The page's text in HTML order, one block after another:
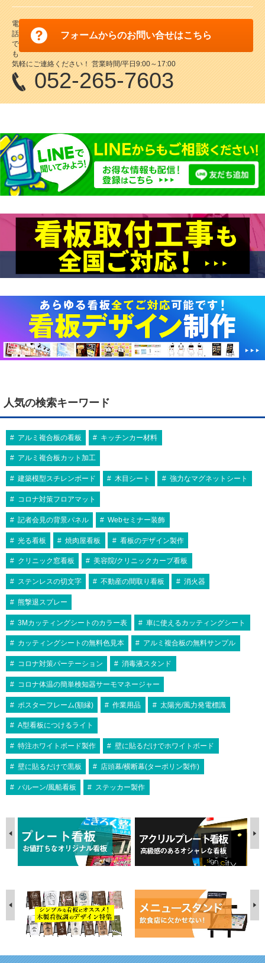
フォームからのお問い合せはこちら
電
話
で
も
気軽にご連絡ください！ 営業時間/平日9:00～17:00
052-265-7603
人気の検索キーワード
アルミ複合板の看板 キッチンカー材料
アルミ複合板カット加工
建築模型スチレンボード 木目シート 強力なマグネットシート
コロナ対策フロアマット
記者会見の背景パネル Webセミナー装飾
光る看板 焼肉屋看板 看板のデザイン製作
クリニック窓看板 美容院/クリニックカーブ看板
ステンレスの切文字 不動産の間取り看板 消火器
熊撃退スプレー
3Mカッティングシートのカラー表 車に使えるカッティングシート
カッティングシートの無料色見本 アルミ複合板の無料サンプル
コロナ対策パーテーション 消毒液スタンド
コロナ体温の簡単検知器サーモマネージャー
ポスターフレーム(額縁) 作業用品 太陽光/風力発電標識
A型看板につけるライト
特注ホワイトボード製作 壁に貼るだけでホワイトボード
壁に貼るだけで黒板 店頭幕/横断幕(ターポリン製作)
バルーン/風船看板 ステッカー製作